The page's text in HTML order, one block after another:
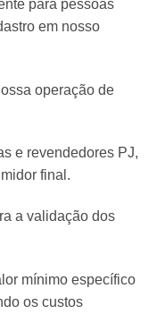
para pessoas
em nosso
operação de
e revendedores PJ,
final.
a validação dos
mínimo específico
os custos